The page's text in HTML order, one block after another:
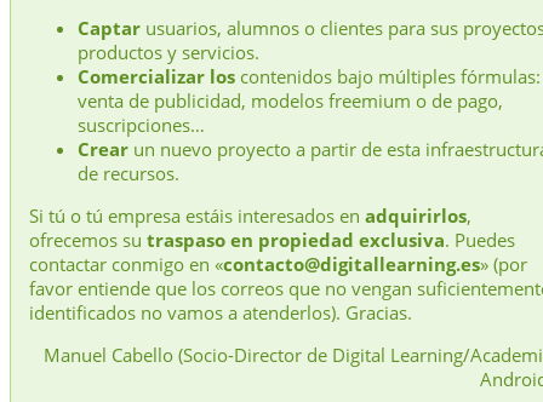
Captar usuarios, alumnos o clientes para sus
productos y servicios.
Comercializar los contenidos bajo múltiples fórmulas:
venta de publicidad, modelos freemium o de pago,
suscripciones…
Crear un nuevo proyecto a partir de esta
de recursos.
Si tú o tú empresa estáis interesados en adquirirlos,
ofrecemos su traspaso en propiedad exclusiva. Puedes
contactar conmigo en «contacto@digitallearning.es» (por
favor entiende que los correos que no vengan
identificados no vamos a atenderlos). Gracias.
Manuel Cabello (Socio-Director de Digital Learning/